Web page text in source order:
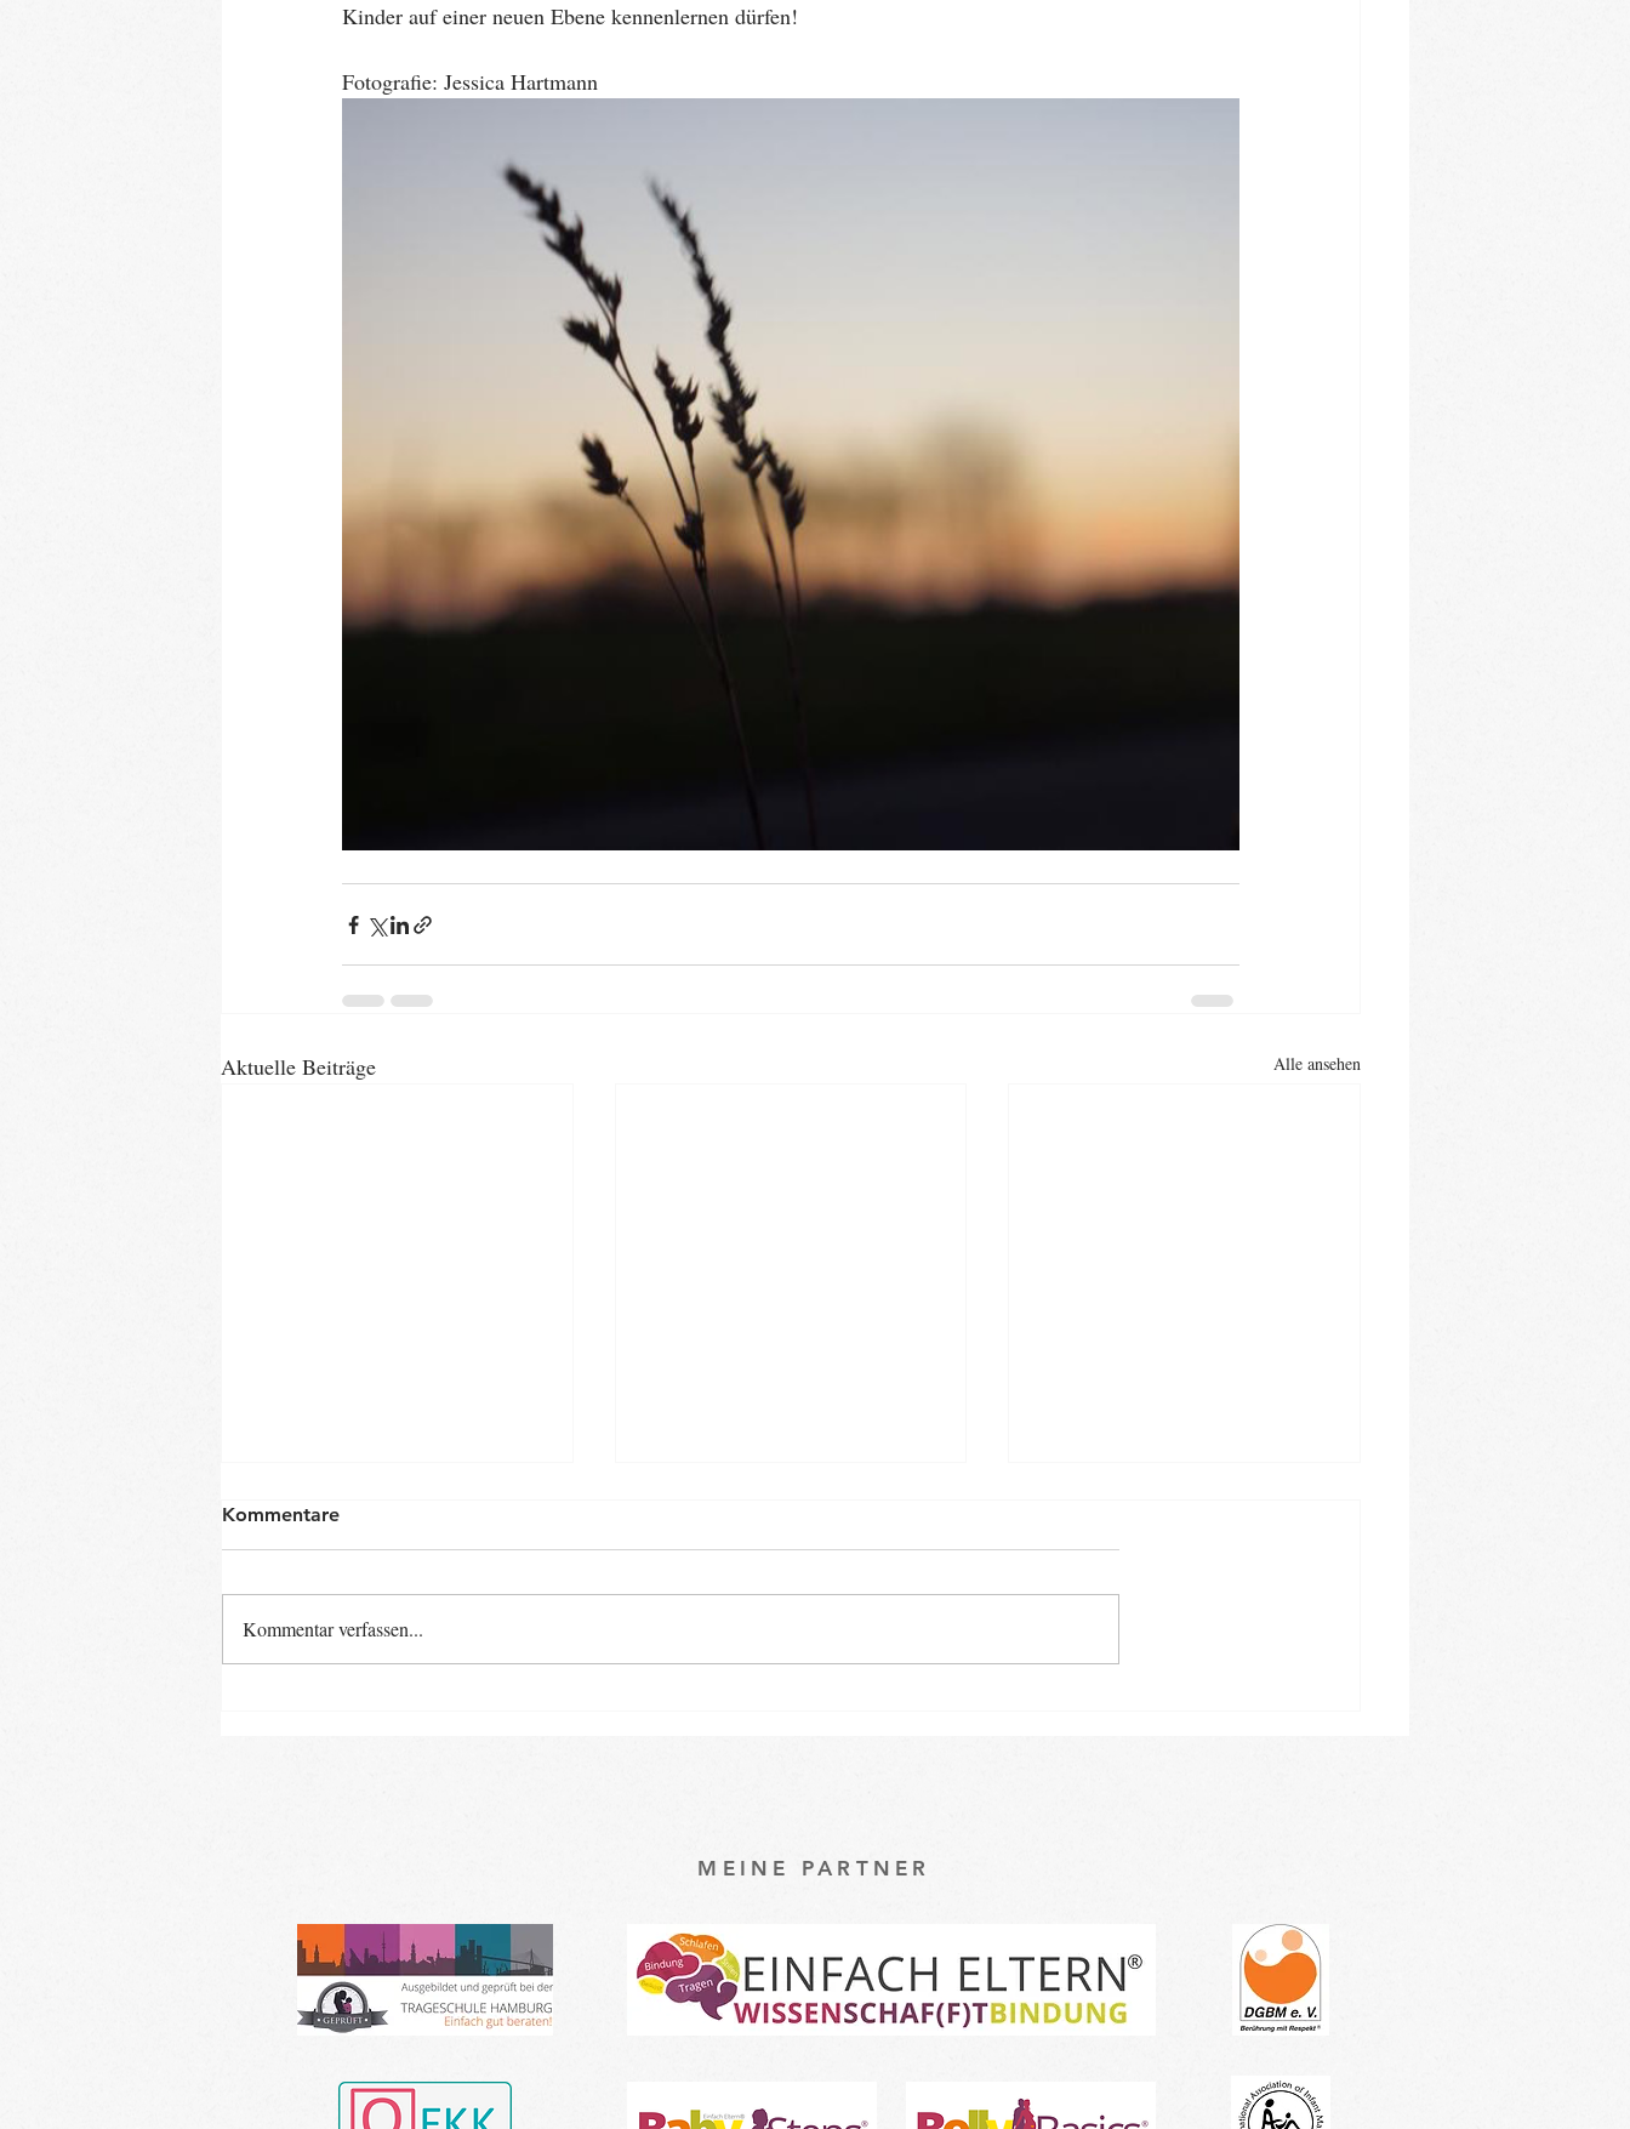
Kinder auf einer neuen Ebene kennenlernen dürfen!
Fotografie: Jessica Hartmann
Aktuelle Beiträge Alle ansehen
Kommentare
Kommentar verfassen...
MEINE PARTNER